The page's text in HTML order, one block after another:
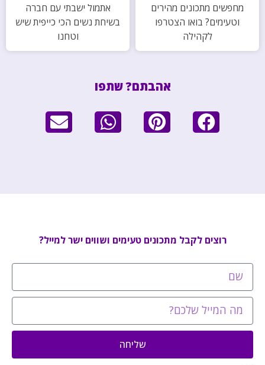
מחפשים מתכונים מהירים
וטעימים? בואו הצטרפו
לקהילה
אתמול ישבתי עם חברה
בשיחת נשים הכי כייפית שיש
וטחנו
אהבתם? שתפו
רוצים לקבל מתכונים טעימים ושווים ישר למייל?
שליחה